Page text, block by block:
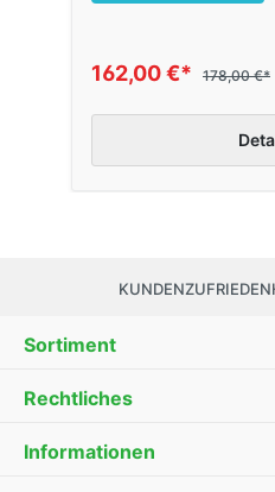
162,00 €* 178,00 €*
Sortiment
Rechtliches
Informationen